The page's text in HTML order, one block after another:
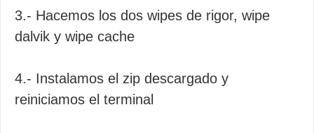
3.- Hacemos los dos wipes de rigor, wipe
dalvik y wipe cache
4.- Instalamos el zip descargado y
reiniciamos el terminal